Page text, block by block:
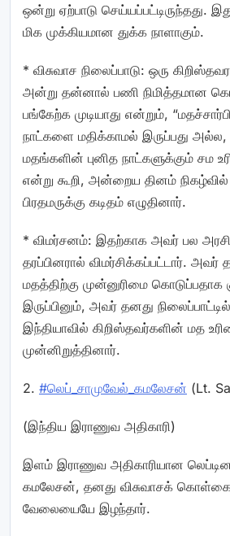
ஒன்று ஏற்பாடு செய்யப்பட்டிருந்தது.
மிக முக்கியமான துக்க நாளாகும்.
* விசுவாச நிலைப்பாடு: ஒரு
அன்று தன்னால் பணி நிமித்தமான
பங்கேற்க முடியாது என்றும்,
நாட்களை மதிக்காமல் இருப்பது
மதங்களின் புனித நாட்களுக்கும் சம
என்று கூறி, அன்றைய தினம் நிகழ்வில்
பிரதமருக்கு கடிதம் எழுதினார்.
* விமர்சனம்: இதற்காக அவர் பல
தரப்பினரால் விமர்சிக்கப்பட்டார்.
மதத்திற்கு முன்னுரிமை கொடுப்பதாக
இருப்பினும், அவர் தனது
இந்தியாவில் கிறிஸ்தவர்களின் மத
முன்னிறுத்தினார்.
2. #லெப்_சாமுவேல்_கமலேசன் (Lt.
(இந்திய இராணுவ அதிகாரி)
இளம் இராணுவ அதிகாரியான
கமலேசன், தனது விசுவாசக்
வேலையையே இழந்தார்.